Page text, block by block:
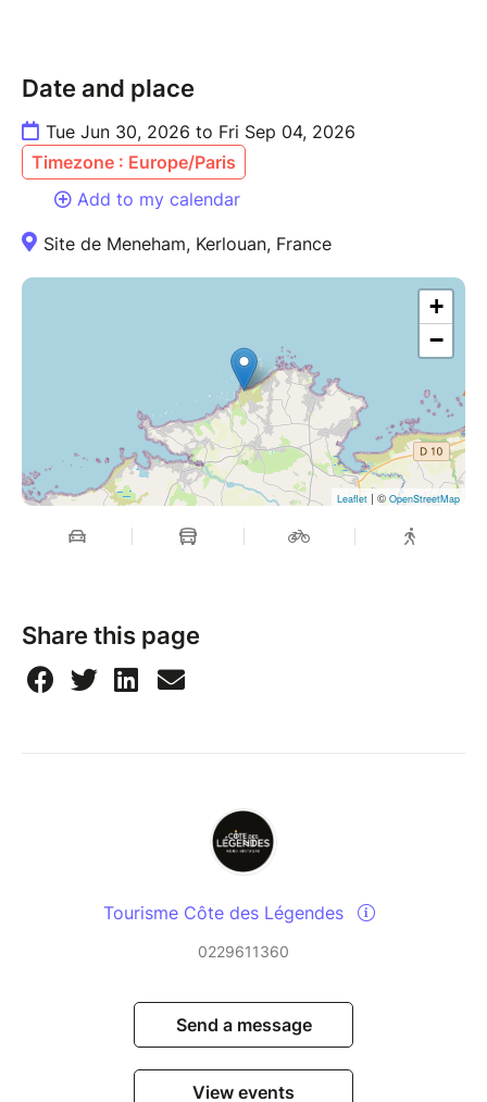
Date and place
Tue Jun 30, 2026 to Fri Sep 04, 2026
Timezone : Europe/Paris
Add to my calendar
Site de Meneham, Kerlouan, France
+
−
Leaflet | © OpenStreetMap
Share this page
Tourisme Côte des Légendes
0229611360
Send a message
View events